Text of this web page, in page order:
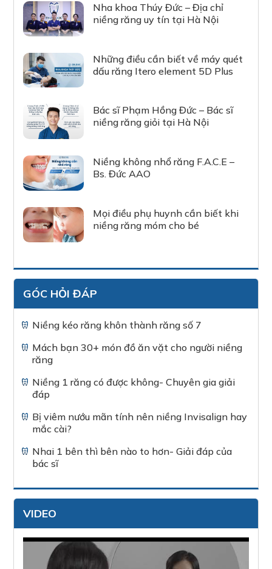
Nha khoa Thúy Đức – Địa chỉ
niềng răng uy tín tại Hà Nội
Những điều cần biết về máy quét
dấu răng Itero element 5D Plus
Bác sĩ Phạm Hồng Đức – Bác sĩ
niềng răng giỏi tại Hà Nội
Niềng không nhổ răng F.A.C.E –
Bs. Đức AAO
Mọi điều phụ huynh cần biết khi
niềng răng móm cho bé
GÓC HỎI ĐÁP
Niềng kéo răng khôn thành răng số 7
Mách bạn 30+ món đồ ăn vặt cho người niềng
răng
Niềng 1 răng có được không- Chuyên gia giải
đáp
Bị viêm nướu mãn tính nên niềng Invisalign hay
mắc cài?
Nhai 1 bên thì bên nào to hơn- Giải đáp của
bác sĩ
VIDEO